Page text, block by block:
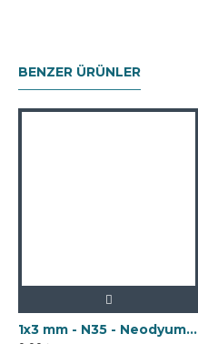
BENZER ÜRÜNLER
1x3 mm - N35 - Neodyum Mıknatıs